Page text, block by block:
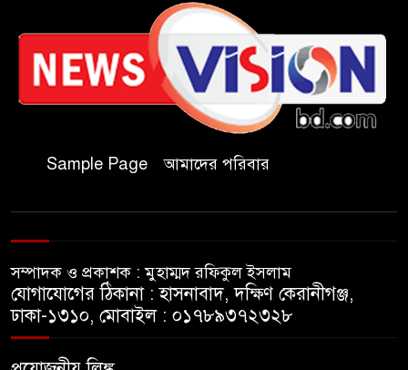
চকরিয়ায় আবাসিক হোটেলে
পুলিশের অভিযান, গ্রেপ্তার-৩
কক্সবাজারের কৃতিসন্তান শামীম
উদ্দিন চৌধুরী বাংলাদেশ ব্যাংকে
জয়েন্ট ডিরেক্টর পদে পদোন্নতি
প্রধানমন্ত্রী
পলিথিনের ছাউনির নিচে পঙ্গু
Sample Page আমাদের পরিবার
সম্পাদক ও প্রকাশক : মুহাম্মদ রফিকুল ইসলাম
যোগাযোগের ঠিকানা : হাসনাবাদ, দক্ষিণ কেরানীগঞ্জ,
ঢাকা-১৩১০, মোবাইল : ০১৭৮৯৩৭২৩২৮